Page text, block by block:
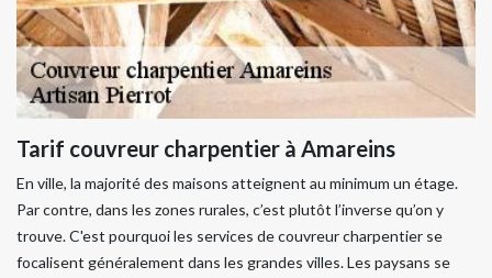
Tarif couvreur charpentier à Amareins
En ville, la majorité des maisons atteignent au minimum un étage.
Par contre, dans les zones rurales, c’est plutôt l’inverse qu’on y
trouve. C'est pourquoi les services de couvreur charpentier se
focalisent généralement dans les grandes villes. Les paysans se